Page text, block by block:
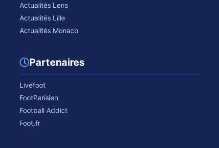
Actualités Lens
Actualités Lille
Actualités Monaco
Partenaires
Livefoot
FootParisien
Football Addict
Foot.fr